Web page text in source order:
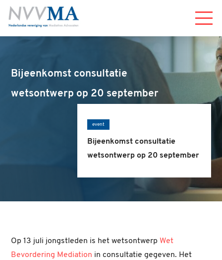
Menu
Bijeenkomst consultatie
wetsontwerp op 20 september
event
Bijeenkomst consultatie
wetsontwerp op 20 september
Op 13 juli jongstleden is het wetsontwerp Wet
Bevordering Mediation in consultatie gegeven. Het